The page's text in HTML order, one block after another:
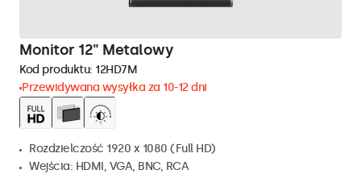
Monitor 12" Metalowy
Kod produktu: 12HD7M
Przewidywana wysyłka za 10-12 dni
Rozdzielczość 1920 x 1080 (Full HD)
Wejścia: HDMI, VGA, BNC, RCA